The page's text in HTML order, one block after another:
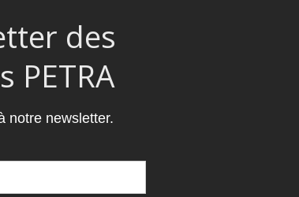
des
PETRA
notre newsletter.